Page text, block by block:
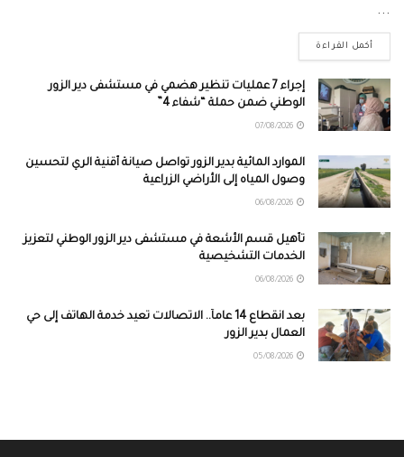
...
أكمل القراءة
إجراء 7 عمليات تنظير هضمي في مستشفى دير الزور
الوطني ضمن حملة “شفاء 4”
الموارد المائية بدير الزور تواصل صيانة أقنية الري لتحسين
وصول المياه إلى الأراضي الزراعية
تأهيل قسم الأشعة في مستشفى دير الزور الوطني لتعزيز
الخدمات التشخيصية
بعد انقطاع 14 عاماً.. الاتصالات تعيد خدمة الهاتف إلى حي
العمال بدير الزور